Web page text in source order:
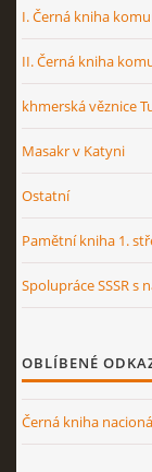
I. Černá kniha
II. Černá kniha
khmerská věznice
Masakr v Katyni
Ostatní
Pamětní kniha 1.
Spolupráce SSSR s
OBLÍBENÉ
Černá kniha